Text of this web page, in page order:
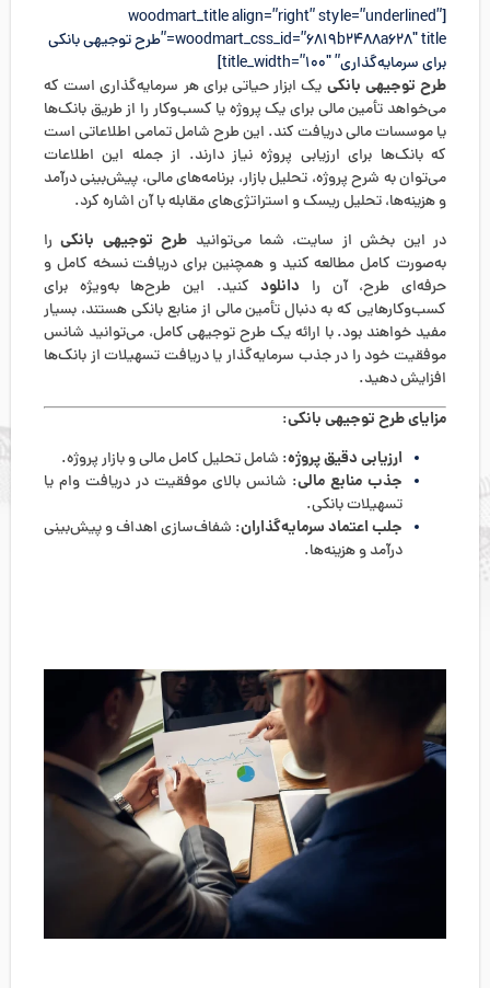
[woodmart_title align=”right” style=”underlined”
woodmart_css_id=”6819b2488a628″ title=”طرح توجیهی بانکی
برای سرمایه‌گذاری” title_width=”100″]
طرح توجیهی بانکی یک ابزار حیاتی برای هر سرمایه‌گذاری است که
می‌خواهد تأمین مالی برای یک پروژه یا کسب‌وکار را از طریق بانک‌ها
یا موسسات مالی دریافت کند. این طرح شامل تمامی اطلاعاتی است
که بانک‌ها برای ارزیابی پروژه نیاز دارند. از جمله این اطلاعات
می‌توان به شرح پروژه، تحلیل بازار، برنامه‌های مالی، پیش‌بینی درآمد
و هزینه‌ها، تحلیل ریسک و استراتژی‌های مقابله با آن اشاره کرد.
در این بخش از سایت، شما می‌توانید طرح توجیهی بانکیرا
به‌صورت کامل مطالعه کنید و همچنین برای دریافت نسخه کامل و
حرفه‌ای طرح، آن را دانلودکنید. این طرح‌ها به‌ویژه برای
کسب‌وکارهایی که به دنبال تأمین مالی از منابع بانکی هستند، بسیار
مفید خواهند بود. با ارائه یک طرح توجیهی کامل، می‌توانید شانس
موفقیت خود را در جذب سرمایه‌گذار یا دریافت تسهیلات از بانک‌ها
افزایش دهید.
مزایای طرح توجیهی بانکی:
ارزیابی دقیق پروژه: شامل تحلیل کامل مالی و بازار پروژه.
جذب منابع مالی: شانس بالای موفقیت در دریافت وام یا
تسهیلات بانکی.
جلب اعتماد سرمایه‌گذاران: شفاف‌سازی اهداف و پیش‌بینی
درآمد و هزینه‌ها.